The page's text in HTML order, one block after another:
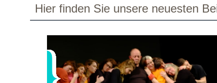
dieser Stücke statt, sowie eine enge Zusammenarbeit
den Inszenierungsprozessen. Beide Inszenierungen
danken allen Studierenden und Dozenten für die
Abschlusspräsentationen!
NÄHE BUSHALTESTELLE PETERSKIRCHE (ALTSTADT)
Hier finden Sie unsere neuesten